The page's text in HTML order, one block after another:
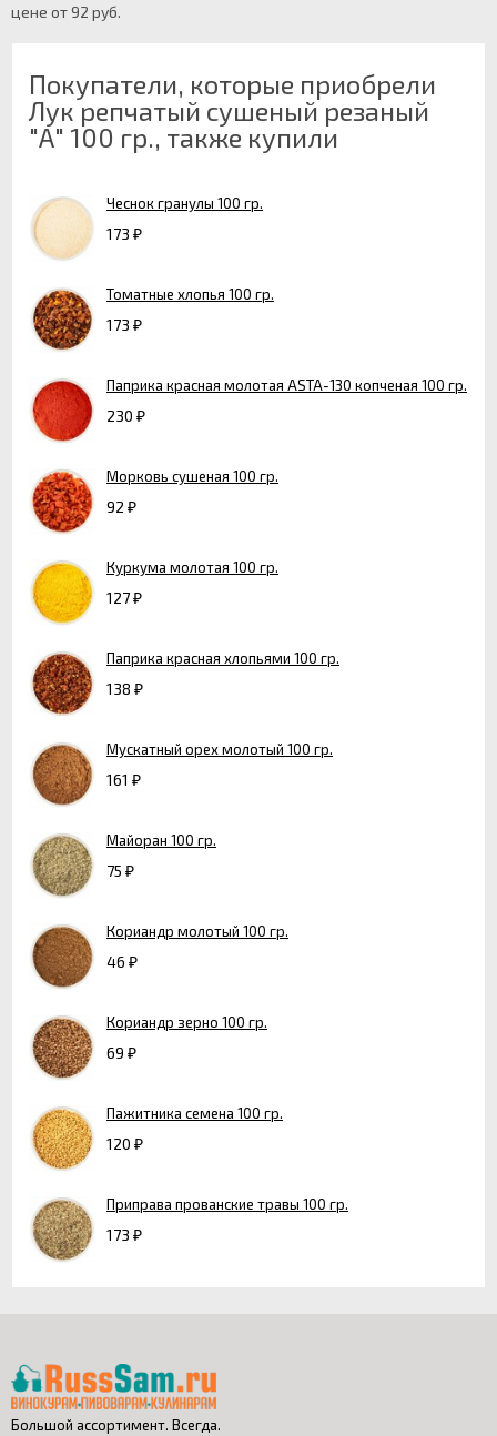
цене от 92 руб.
Покупатели, которые приобрели
Лук репчатый сушеный резаный
"А" 100 гр., также купили
Чеснок гранулы 100 гр.
173 ₽
Томатные хлопья 100 гр.
173 ₽
Паприка красная молотая ASTA-130 копченая 100 гр.
230 ₽
Морковь сушеная 100 гр.
92 ₽
Куркума молотая 100 гр.
127 ₽
Паприка красная хлопьями 100 гр.
138 ₽
Мускатный орех молотый 100 гр.
161 ₽
Майоран 100 гр.
75 ₽
Кориандр молотый 100 гр.
46 ₽
Кориандр зерно 100 гр.
69 ₽
Пажитника семена 100 гр.
120 ₽
Приправа прованские травы 100 гр.
173 ₽
Большой ассортимент. Всегда.